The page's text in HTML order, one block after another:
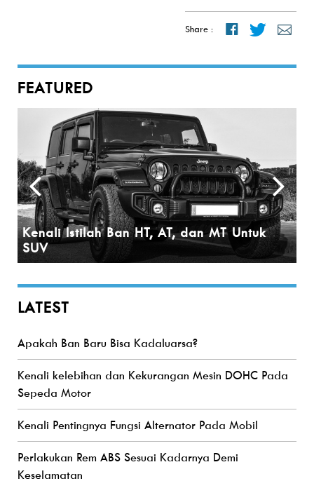
Share :
FEATURED
Kenali Istilah Ban HT, AT, dan MT Untuk
SUV
LATEST
Apakah Ban Baru Bisa Kadaluarsa?
Kenali kelebihan dan Kekurangan Mesin DOHC Pada
Sepeda Motor
Kenali Pentingnya Fungsi Alternator Pada Mobil
Perlakukan Rem ABS Sesuai Kadarnya Demi
Keselamatan